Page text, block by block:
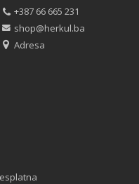
+387 66 665 231
shop@herkul.ba
Adresa